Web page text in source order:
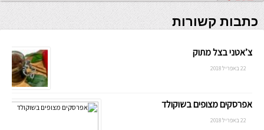
כתבות קשורות
צ’אטני בצל מתוק
22 באפריל 2018
אפרסקים מצופים בשוקולד
22 באפריל 2018